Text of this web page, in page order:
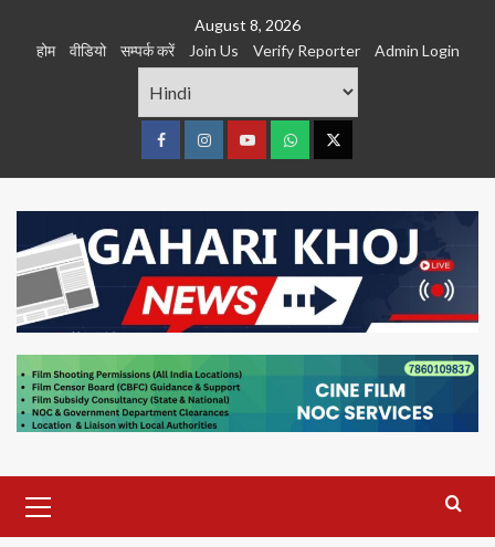
August 8, 2026
होम
वीडियो सम्पर्क करें Join Us Verify Reporter Admin Login
FacebookInstagramyoutubeWhatsTwitter
Menu